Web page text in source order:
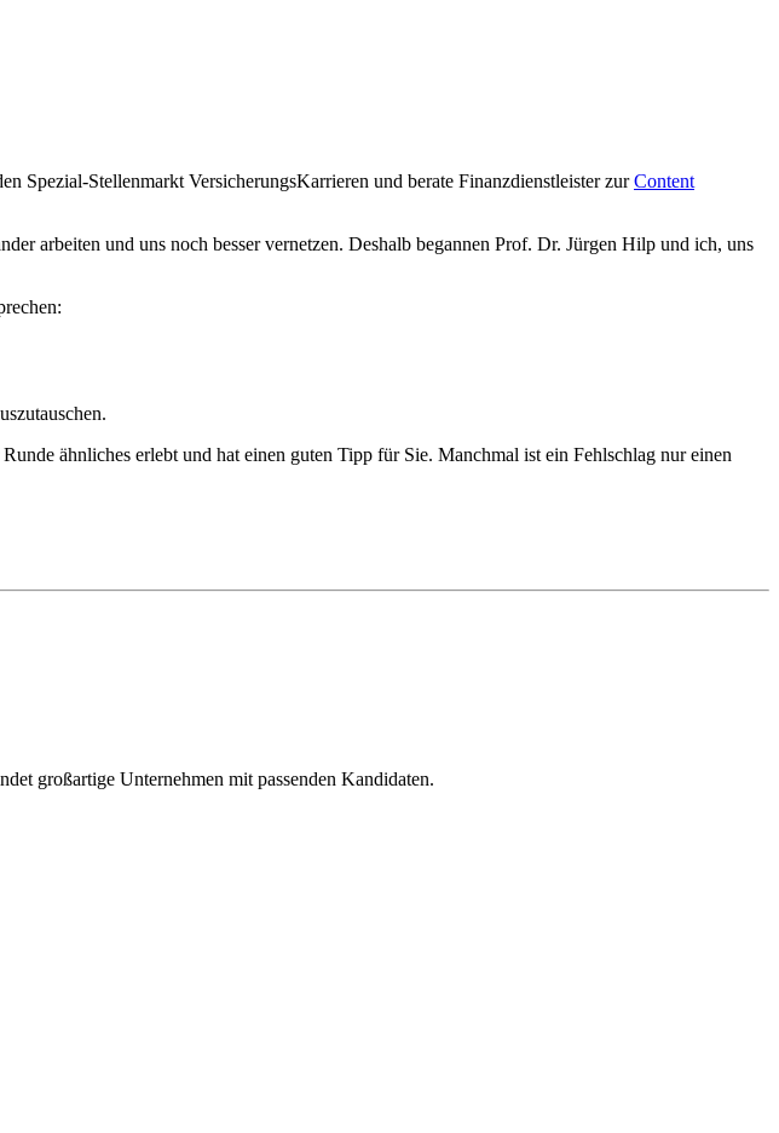
Spezial-Stellenmarkt VersicherungsKarrieren und berate Finanzdienstleister zurContent
arbeiten und uns noch besser vernetzen. Deshalb begannen Prof. Dr. Jürgen Hilp und ich, uns
ähnliches erlebt und hat einen guten Tipp für Sie. Manchmal ist ein Fehlschlag nur einen
großartige Unternehmen mit passenden Kandidaten.